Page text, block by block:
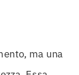
ma una